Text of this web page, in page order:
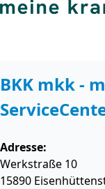
BKK mkk -
Adresse:
Werkstraße 10
15890